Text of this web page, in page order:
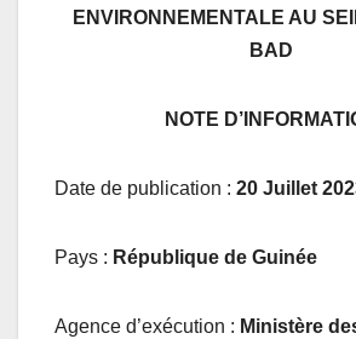
ENVIRONNEMENTALE AU
BAD
NOTE
Date de publication : 20 Juillet
Pays : République de Guinée
Agence d’exécution : Ministère